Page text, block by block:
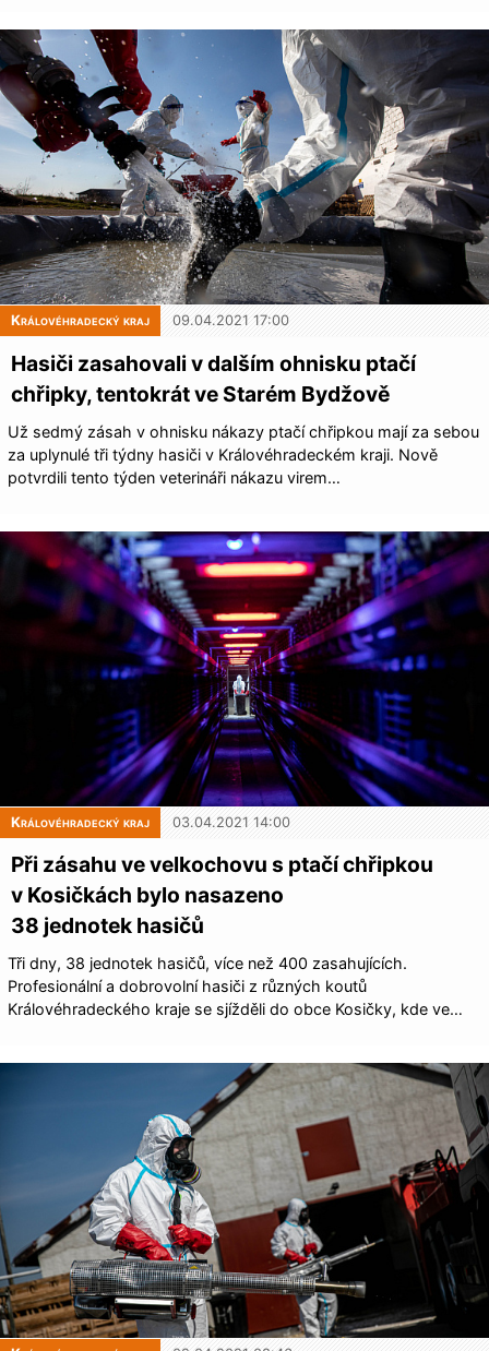
Královéhradecký kraj 09.04.2021 17:00
Hasiči zasahovali v dalším ohnisku ptačí
chřipky, tentokrát ve Starém Bydžově
Už sedmý zásah v ohnisku nákazy ptačí chřipkou mají za sebou
za uplynulé tři týdny hasiči v Královéhradeckém kraji. Nově
potvrdili tento týden veterináři nákazu virem…
Královéhradecký kraj 03.04.2021 14:00
Při zásahu ve velkochovu s ptačí chřipkou
v Kosičkách bylo nasazeno
38 jednotek hasičů
Tři dny, 38 jednotek hasičů, více než 400 zasahujících.
Profesionální a dobrovolní hasiči z různých koutů
Královéhradeckého kraje se sjížděli do obce Kosičky, kde ve…